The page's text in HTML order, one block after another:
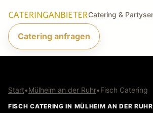
Catering anfragen
Start•Mülheim an der Ruhr•Fisch Catering
FISCH CATERING IN MÜLHEIM AN DER RUHR